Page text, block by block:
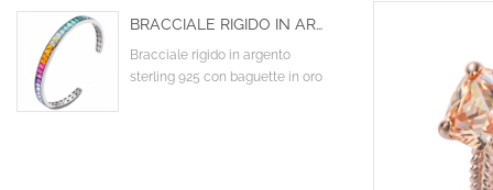
BRACCIALE RIGIDO IN ARGENTO STERLING 925 CON BAGUETTE IN ORO BIANCO PLACCATO FLASH COLORATO CON ZIRCONI CUBICI CZ
Bracciale rigido in argento
sterling 925 con baguette in oro